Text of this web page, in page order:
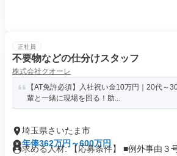
正社員
不要物などの仕分けスタッフ
株式会社クオーレ
【AT免許必須】入社祝い金10万円｜20代～
輩と一緒に現場を回る！助...
埼玉県さいたま市
年俸362万円～600万円
求める人材: 【応募条件】 ■例外事由３